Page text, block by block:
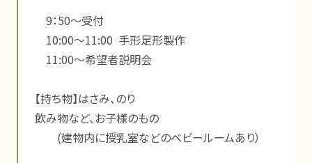
9：50～受付
10:00～11:00  手形足形製作
11:00～希望者説明会
【持ち物】はさみ、のり
飲み物など、お子様のもの
(建物内に授乳室などのベビールームあり）